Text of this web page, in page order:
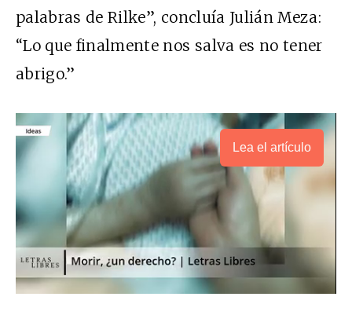
palabras de Rilke”, concluía Julián Meza:
“Lo que finalmente nos salva es no tener
abrigo.”
Lea el artículo